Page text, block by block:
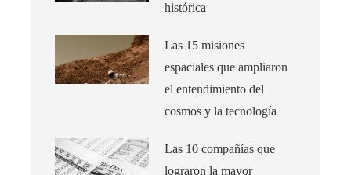
histórica
Las 15 misiones
espaciales que ampliaron
el entendimiento del
cosmos y la tecnología
Las 10 compañías que
lograron la mayor